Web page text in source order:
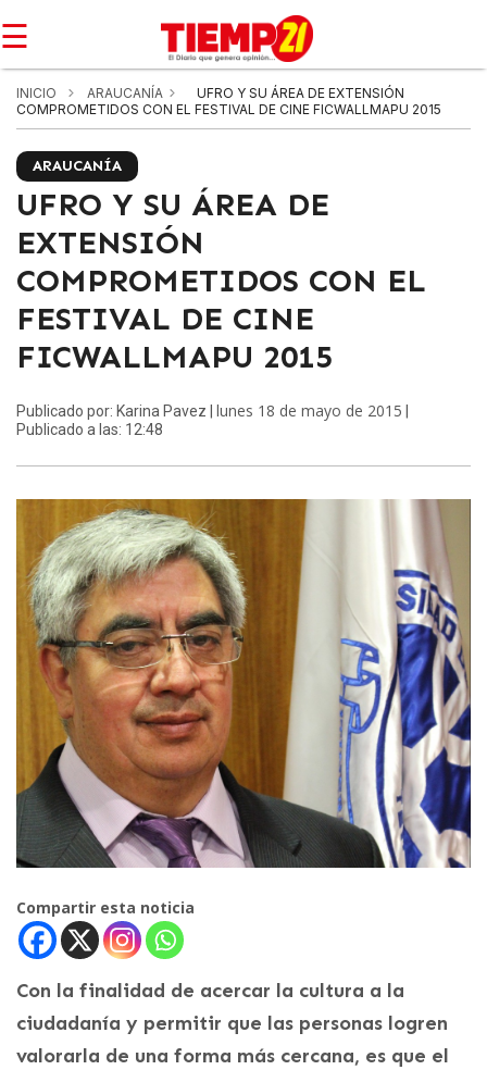
☰
INICIO ARAUCANÍA
UFRO Y SU ÁREA DE EXTENSIÓN
COMPROMETIDOS CON EL FESTIVAL DE CINE FICWALLMAPU 2015
ARAUCANÍA
UFRO Y SU ÁREA DE
EXTENSIÓN
COMPROMETIDOS CON EL
FESTIVAL DE CINE
FICWALLMAPU 2015
Publicado por: Karina Pavez | lunes 18 de mayo de 2015
Publicado a las: 12:48
Compartir esta noticia
Con la finalidad de acercar la cultura a la
ciudadanía y permitir que las personas logren
valorarla de una forma más cercana, es que el